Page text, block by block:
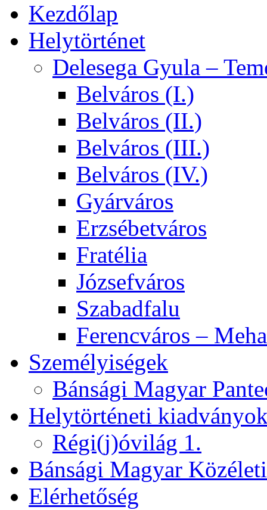
Kezdőlap
Helytörténet
Delesega Gyula –
Belváros (I.)
Belváros (II.)
Belváros (III.)
Belváros (IV.)
Gyárváros
Erzsébetváros
Fratélia
Józsefváros
Szabadfalu
Ferencváros –
Személyiségek
Bánsági Magyar
Helytörténeti
Régi(j)óvilág 1.
Bánsági Magyar
Elérhetőség